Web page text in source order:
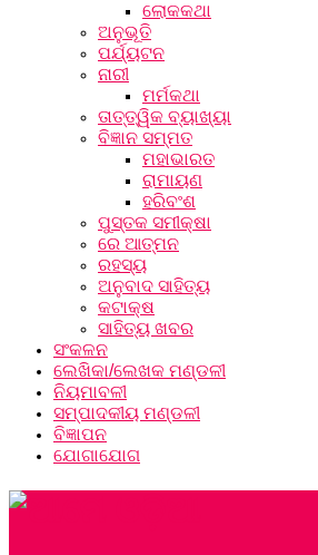
ଲୋକକଥା
ଅନୁଭୂତି
ପର୍ଯ୍ୟଟନ
ନାରୀ
ମର୍ମକଥା
ତାତ୍ତ୍ୱିକ ବ୍ୟାଖ୍ୟା
ବିଜ୍ଞାନ ସମ୍ମତ
ମହାଭାରତ
ରାମାୟଣ
ହରିବଂଶ
ପୁସ୍ତକ ସମୀକ୍ଷା
ରେ ଆତ୍ମନ
ରହସ୍ୟ
ଅନୁବାଦ ସାହିତ୍ୟ
କଟାକ୍ଷ
ସାହିତ୍ୟ ଖବର
ସଂକଳନ
ଲେଖିକା/ଲେଖକ ମଣ୍ଡଳୀ
ନିୟମାବଳୀ
ସମ୍ପାଦକୀୟ ମଣ୍ଡଳୀ
ବିଜ୍ଞାପନ
ଯୋଗାଯୋଗ